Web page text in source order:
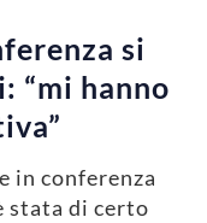
si
“mi hanno
in conferenza
stata di certo